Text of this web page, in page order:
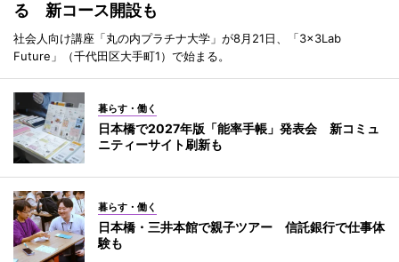
る 新コース開設も
社会人向け講座「丸の内プラチナ大学」が8月21日、「3×3Lab
Future」（千代田区大手町1）で始まる。
暮らす・働く
日本橋で2027年版「能率手帳」発表会 新コミュ
ニティーサイト刷新も
暮らす・働く
日本橋・三井本館で親子ツアー 信託銀行で仕事体
験も